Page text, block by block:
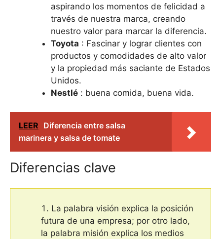
aspirando los momentos de felicidad a
través de nuestra marca, creando
nuestro valor para marcar la diferencia.
Toyota : Fascinar y lograr clientes con
productos y comodidades de alto valor
y la propiedad más saciante de Estados
Unidos.
Nestlé : buena comida, buena vida.
LEER Diferencia entre salsa
marinera y salsa de tomate
Diferencias clave
La palabra visión explica la posición
futura de una empresa; por otro lado,
la palabra misión explica los medios